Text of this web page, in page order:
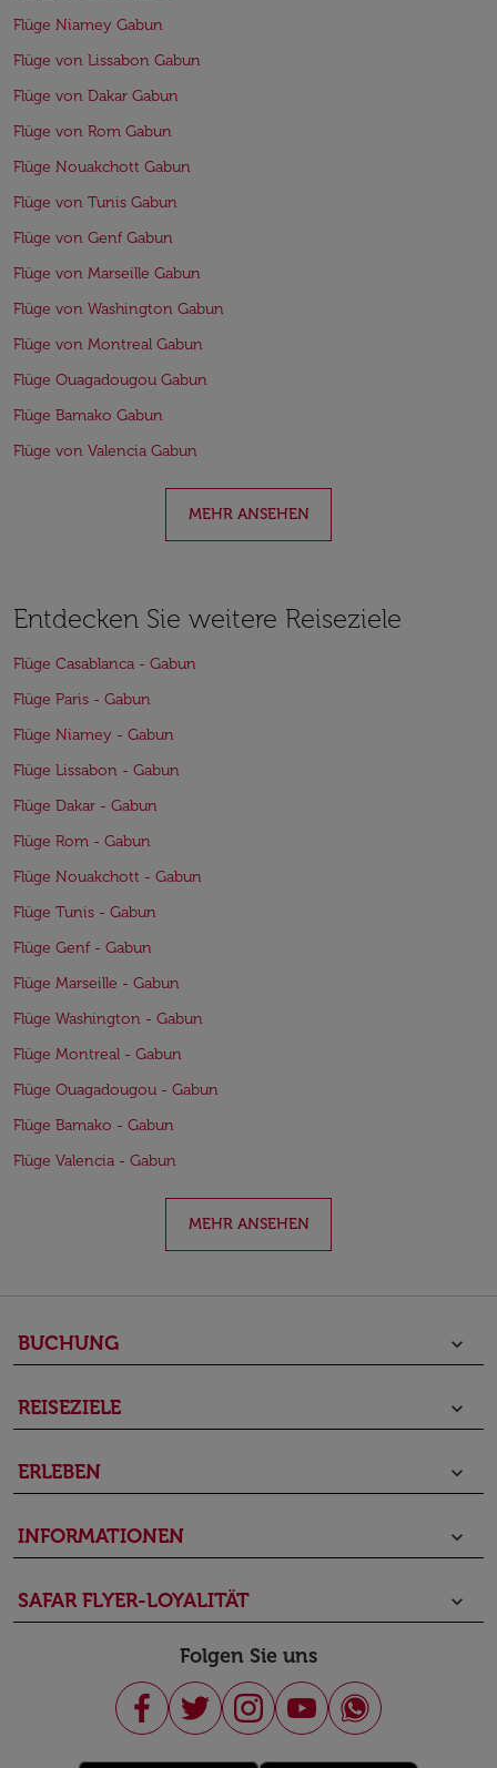
Flüge Niamey Gabun
Flüge von Lissabon Gabun
Flüge von Dakar Gabun
Flüge von Rom Gabun
Flüge Nouakchott Gabun
Flüge von Tunis Gabun
Flüge von Genf Gabun
Flüge von Marseille Gabun
Flüge von Washington Gabun
Flüge von Montreal Gabun
Flüge Ouagadougou Gabun
Flüge Bamako Gabun
Flüge von Valencia Gabun
MEHR ANSEHEN
Entdecken Sie weitere Reiseziele
Flüge Casablanca - Gabun
Flüge Paris - Gabun
Flüge Niamey - Gabun
Flüge Lissabon - Gabun
Flüge Dakar - Gabun
Flüge Rom - Gabun
Flüge Nouakchott - Gabun
Flüge Tunis - Gabun
Flüge Genf - Gabun
Flüge Marseille - Gabun
Flüge Washington - Gabun
Flüge Montreal - Gabun
Flüge Ouagadougou - Gabun
Flüge Bamako - Gabun
Flüge Valencia - Gabun
MEHR ANSEHEN
BUCHUNG keyboard_arrow_down
REISEZIELE keyboard_arrow_down
ERLEBEN keyboard_arrow_down
INFORMATIONEN keyboard_arrow_down
SAFAR FLYER-LOYALITÄT keyboard_arrow_down
Folgen Sie uns